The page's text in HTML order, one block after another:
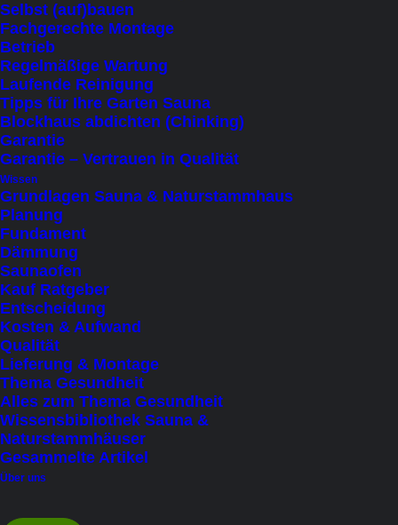
Selbst (auf)bauen
Fachgerechte Montage
Betrieb
Regelmäßige Wartung
Laufende Reinigung
Tipps für Ihre Garten Sauna
Blockhaus abdichten (Chinking)
Garantie
Garantie – Vertrauen in Qualität
Wissen
Grundlagen Sauna & Naturstammhaus
Planung
Fundament
Dämmung
Saunaofen
Kauf Ratgeber
Entscheidung
Kosten & Aufwand
Qualität
Lieferung & Montage
Thema Gesundheit
Alles zum Thema Gesundheit
Wissensbibliothek Sauna &
Naturstammhäuser
Gesammelte Artikel
Über uns
bis 4 Personen (sitzend)
bis 5 Personen (sitzend)
bis 6 Personen (sitzend)
bis 7 Personen (sitzend)
bis 8 Personen (sitzend)(2)
Elektroofen(11)
Holzofen
Infrarot
Zweite Klimazone
Ja
Nein(1)
Preis
Under€ 100 (1)
€